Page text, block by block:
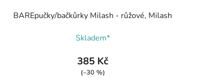
BAREpučky/bačkůrky Milash - růžové, Milash
Skladem*
385 Kč
(–30 %)